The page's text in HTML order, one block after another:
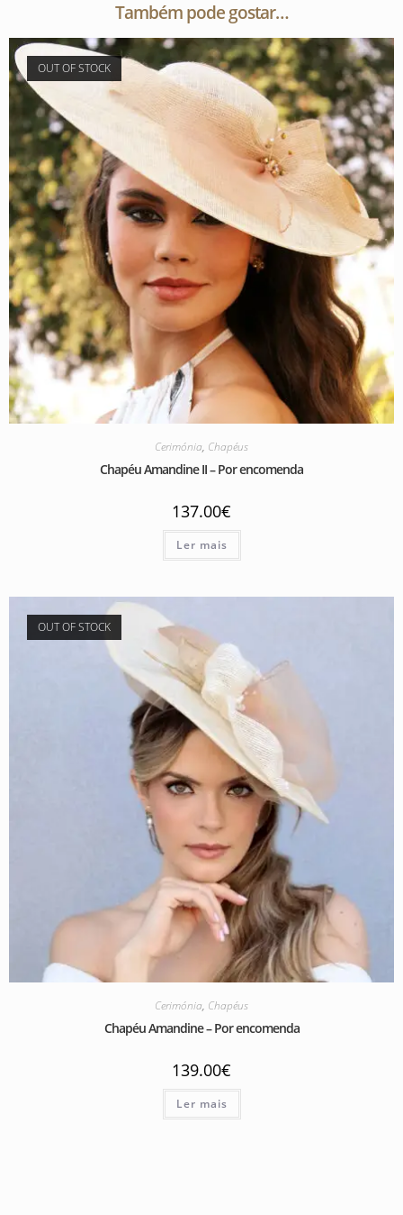
Também pode gostar…
OUT OF STOCK
Cerimónia, Chapéus
Chapéu Amandine II – Por encomenda
137.00€
Ler mais
OUT OF STOCK
Cerimónia, Chapéus
Chapéu Amandine – Por encomenda
139.00€
Ler mais